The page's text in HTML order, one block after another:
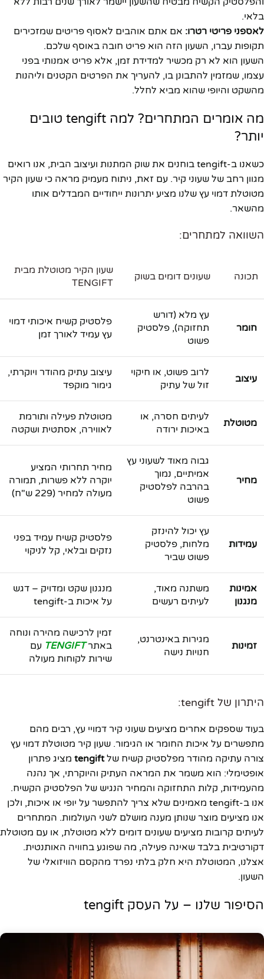
בלאי.
לאספני פריטי רטרו: אם אתם אוהבים לאסוף פריטים שמזכירים
תקופות עברו, השעון הזה הוא פריט חובה באוסף שלכם.
השעון הוא לא רק מכשיר למדידת זמן, אלא פריט אמנותי בפני
עצמו, שמזמין להתבונן בו, להעריך את הפרטים הקטנים וליהנות
מהשקט והיופי שהוא מביא לחלל.
מה אומרים המתחרים? למה tengift טובים
יותר?
כשאנו ב-tengift בוחנים את שוק המתנות ועיצוב הבית, אנו רואים
מגוון רחב של שעוני קיר. עם זאת, ניתוח מעמיק מראה כי שעון הקיר
מטוטלת דמוי עץ שלנו מציע יתרונות ייחודיים המבדלים אותו
מהשאר.
השוואה למתחרים:
תכונה שעונים דומים בשוק
שעון הקיר מטוטלת מבית
TENGIFT
חומר
עץ מלא (דורש
תחזוקה), פלסטיק
פשוט
פלסטיק קשיח איכותי דמוי
עץ עמיד לאורך זמן
עיצוב
לרוב פשוט, או חיקוי
זול של עתיק
עיצוב עתיק מהודר ויוקרתי,
גימור מוקפד
מטוטלת
לעיתים חסרה, או
באיכות ירודה
מטוטלת פעילה ותורמת
לאווירה, אסתטית ושקטה
מחיר
גבוה מאוד לשעוני עץ
אמיתיים, נמוך
בהרבה לפלסטיק
פשוט
מחיר תחרותי המציע
יוקרה ללא פשרות, תמורה
מעולה למחיר (229 ש"ח)
עמידות
עץ יכול להינזק
מלחות, פלסטיק
פשוט שביר
פלסטיק קשיח עמיד בפני
נזקים ובלאי, קל לניקוי
אמינות
מנגנון
משתנה מאוד,
לעיתים רעשים
מנגנון שקט ומדויק – דגש
על איכות ב-tengift
זמינות
מגירות באינטרנט,
חנויות נישה
זמין לרכישה מהירה ונוחה
באתרTENGIFT עם
שירות לקוחות מעולה
היתרון של tengift:
בעוד שספקים אחרים מציעים שעוני קיר דמויי עץ, רבים מהם
מתפשרים על איכות החומר או הגימור. שעון קיר מטוטלת דמוי עץ
צורה עתיקה מהודר מפלסטיק קשיח שלtengift מציג פתרון
אופטימלי: הוא משמר את המראה העתיק והיוקרתי, אך נהנה
מהעמידות, קלות התחזוקה והמחיר הנגיש של הפלסטיק הקשיח.
אנו ב-tengift מאמינים שלא צריך להתפשר על יופי או איכות, ולכן
אנו מציעים מוצר שנותן מענה מושלם לשני העולמות. המתחרים
לעיתים קרובות מציעים שעונים דומים ללא מטוטלת, או עם מטוטלת
דקורטיבית בלבד שאינה פעילה, מה שפוגע בחוויה האותנטית.
אצלנו, המטוטלת היא חלק בלתי נפרד מהקסם הוויזואלי של
השעון.
הסיפור שלנו – על העסק tengift